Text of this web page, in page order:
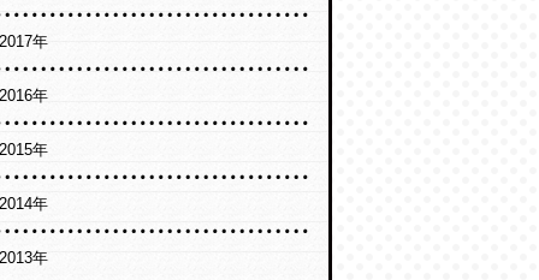
2017年
2016年
2015年
2014年
2013年